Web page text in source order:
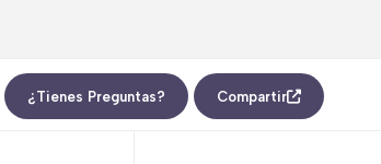
Compartir
¿Tienes Preguntas?